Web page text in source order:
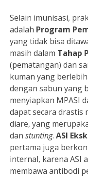
Selain imunisasi,
adalah Program
yang tidak bisa
masih dalam Tahap
(pematangan) dan
kuman yang
dengan sabun yang
menyiapkan MPASI
dapat secara
diare, yang
dan stunting. ASI
pertama juga
internal, karena ASI
membawa antibodi